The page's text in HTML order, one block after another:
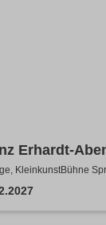
Erhardt-
KleinkunstBühne